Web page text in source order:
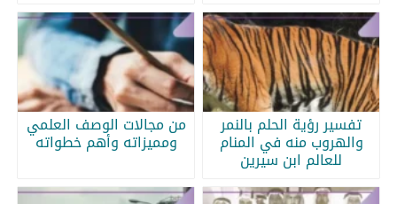
تفسير رؤية الحلم بالنمر
والهروب منه في المنام
للعالم ابن سيرين
من مجالات الوصف العلمي
ومميزاته وأهم خطواته